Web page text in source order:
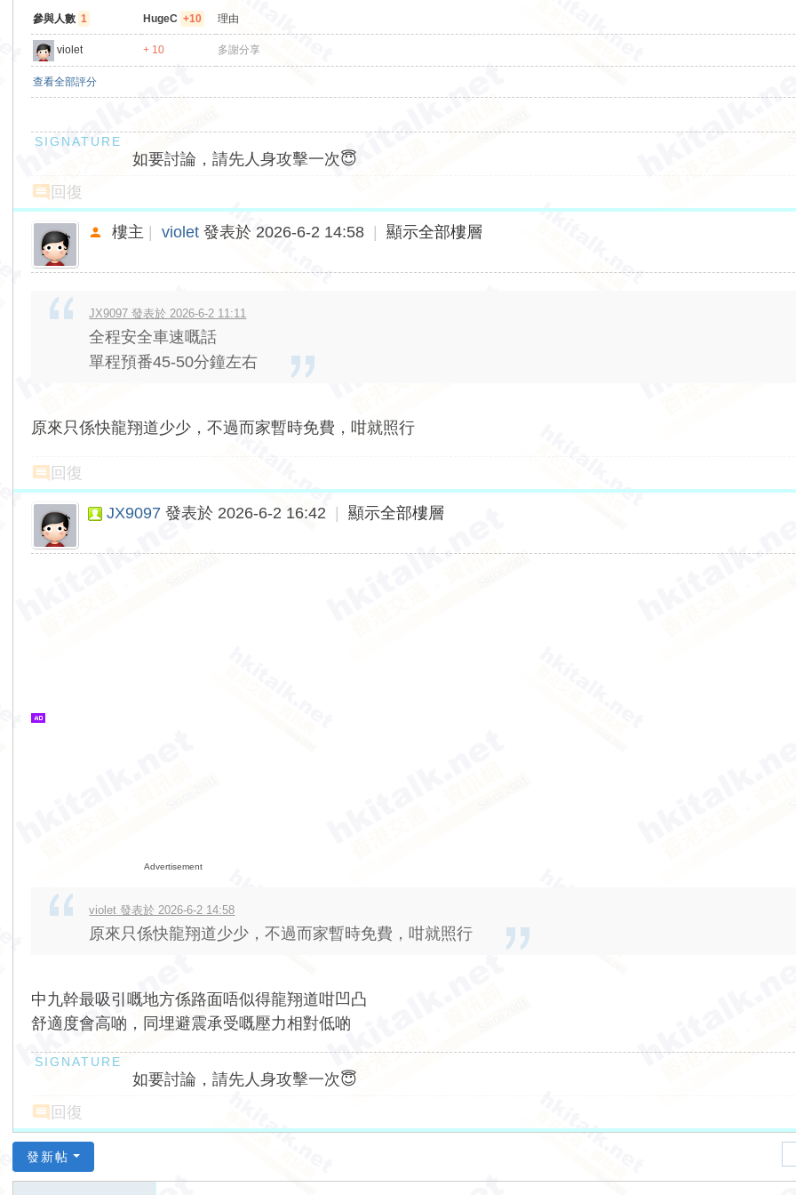
參與人數 1 HugeC +10 理由
violet + 10 多謝分享
查看全部評分
如要討論，請先人身攻擊一次😇
回復
樓主 violet 發表於 2026-6-2 14:58 顯示全部樓層
JX9097 發表於 2026-6-2 11:11
全程安全車速嘅話
單程預番45-50分鐘左右
原來只係快龍翔道少少，不過而家暫時免費，咁就照行
回復
JX9097 發表於 2026-6-2 16:42 顯示全部樓層
Advertisement
violet 發表於 2026-6-2 14:58
原來只係快龍翔道少少，不過而家暫時免費，咁就照行
中九幹最吸引嘅地方係路面唔似得龍翔道咁凹凸
舒適度會高啲，同埋避震承受嘅壓力相對低啲
如要討論，請先人身攻擊一次😇
回復
發新帖